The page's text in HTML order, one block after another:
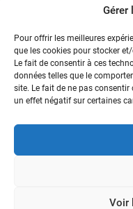
Gérer
Pour offrir les meilleures
que les cookies pour stocker
Le fait de consentir à ces
données telles que le
site. Le fait de ne pas
un effet négatif sur certaines
Voir
INSTAGRAM
Actualités
Copyright © 2024 -